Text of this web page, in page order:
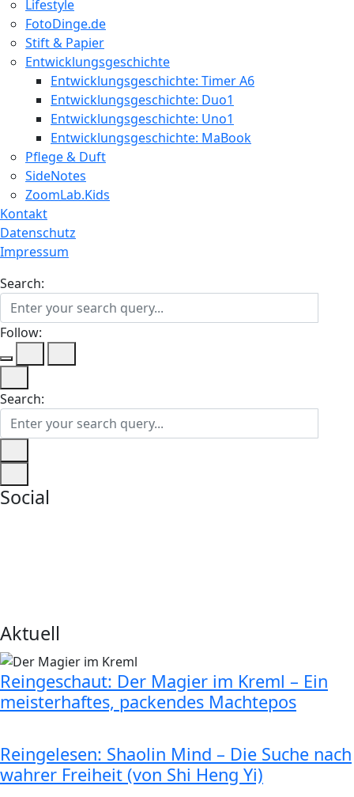
Lifestyle
FotoDinge.de
Stift & Papier
Entwicklungsgeschichte
Entwicklungsgeschichte: Timer A6
Entwicklungsgeschichte: Duo1
Entwicklungsgeschichte: Uno1
Entwicklungsgeschichte: MaBook
Pflege & Duft
SideNotes
ZoomLab.Kids
Kontakt
Datenschutz
Impressum
Search:
Follow:
Search:
Social
Aktuell
Reingeschaut: Der Magier im Kreml – Ein
meisterhaftes, packendes Machtepos
Reingelesen: Shaolin Mind – Die Suche nach
wahrer Freiheit (von Shi Heng Yi)